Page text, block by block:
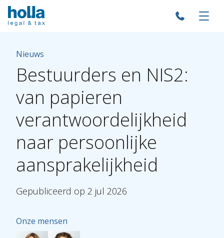
Nieuws
Bestuurders en NIS2:
van papieren
verantwoordelijkheid
naar persoonlijke
aansprakelijkheid
Gepubliceerd op 2 jul 2026
Onze mensen